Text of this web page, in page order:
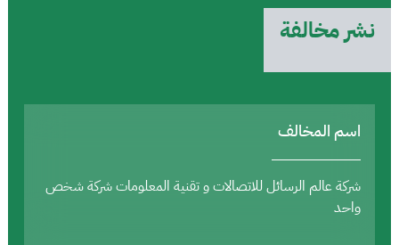
نشر مخالفة
اسم المخالف
شركة عالم الرسائل للاتصالات و تقنية المعلومات شركة شخص
واحد